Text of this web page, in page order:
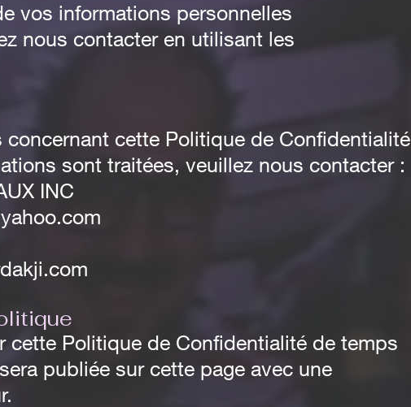
vos informations personnelles
nous contacter en utilisant les
cette Politique de Confidentialité
sont traitées, veuillez nous contacter :
INC
cette Politique de Confidentialité de temps
publiée sur cette page avec une